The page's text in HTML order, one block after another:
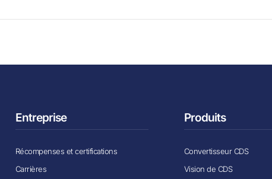
Entreprise
Récompenses et certifications
Carrières
Produits
Convertisseur CDS
Vision de CDS